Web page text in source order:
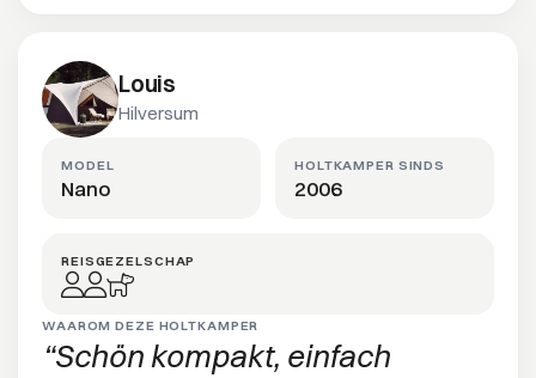
Louis
Hilversum
MODEL
Nano
REISGEZELSCHAP
HOLTKAMPER SINDS
2006
WAAROM DEZE HOLTKAMPER
Schön kompakt, einfach